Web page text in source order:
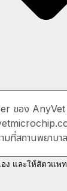
ของ
มที่สถานพยาบา
ง และให้สัตวแพ